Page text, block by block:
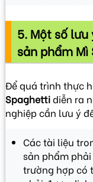
5. Một số
sản phẩm
Để quá trình thực
Spaghettidiễn ra
nghiệp cần lưu ý
Các tài liệu
sản phẩm
trường hợp có